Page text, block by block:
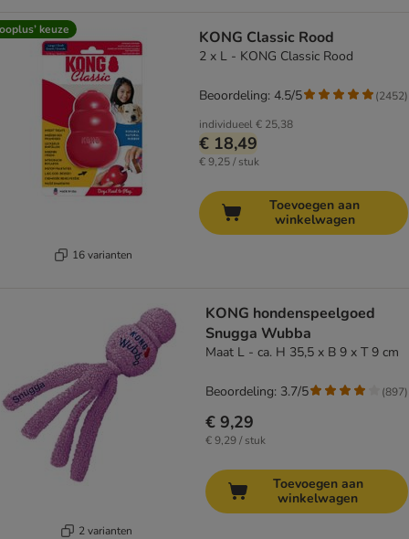
keuze
16 varianten
KONG Classic Rood
2 x L - KONG Classic Rood
individueel€ 25,38
€ 18,49
€ 9,25 / stuk
Beoordeling: 4.5/5 (2452)
Toevoegen aan
winkelwagen
2 varianten
KONG hondenspeelgoed
Snugga Wubba
Maat L - ca. H 35,5 x B 9 x T 9 cm
€ 9,29
€ 9,29 / stuk
Beoordeling: 3.7/5 (897)
Toevoegen aan
winkelwagen